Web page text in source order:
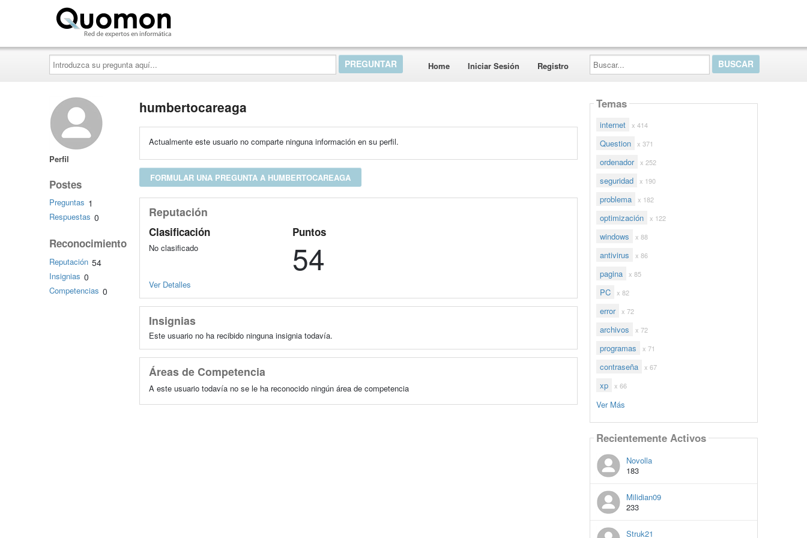
Introduzca
su
pregunta
aquí...
Home Iniciar Sesión Registro
Buscar...
Perfil
Postes
Preguntas 1
Respuestas 0
Reconocimiento
Reputación 54
Insignias 0
Competencias 0
humbertocareaga
Actualmente este usuario no comparte ninguna información en su perfil.
FORMULAR UNA PREGUNTA A HUMBERTOCAREAGA
Reputación
Clasificación
No clasificado
Puntos
54
Ver Detalles
Insignias
Este usuario no ha recibido ninguna insignia todavía.
Áreas de Competencia
A este usuario todavía no se le ha reconocido ningún área de competencia
Temas
internet x 414
Question x 371
ordenador x 252
seguridad x 190
problema x 182
optimización x 122
windows x 88
antivirus x 86
pagina x 85
PC x 82
error x 72
archivos x 72
programas x 71
contraseña x 67
xp x 66
Ver Más
Recientemente Activos
Novolla
183
Milidian09
233
Struk21